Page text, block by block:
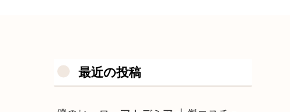
最近の投稿